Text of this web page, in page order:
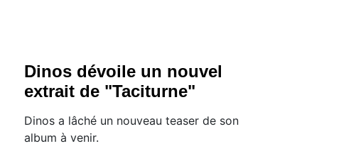
Dinos dévoile un nouvel
extrait de "Taciturne"
Dinos a lâché un nouveau teaser de son
album à venir.